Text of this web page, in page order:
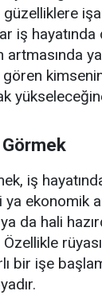
güzelliklere
iş
gören
iş
ya ekonomik
da hali
bir işe